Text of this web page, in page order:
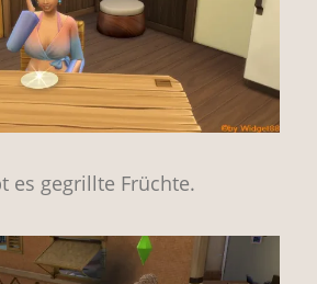
es gegrillte Früchte.